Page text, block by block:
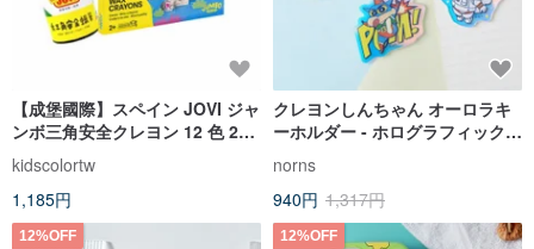
【成堡國際】スペイン JOVI ジャ
ンボ三角安全クレヨン 12 色 24
色 三角クレヨン
kidscolortw
1,185円
クレヨンしんちゃん オーロラキ
ーホルダー - ホログラフィックア
norns
940円 1,317円
12%OFF 12%OFF